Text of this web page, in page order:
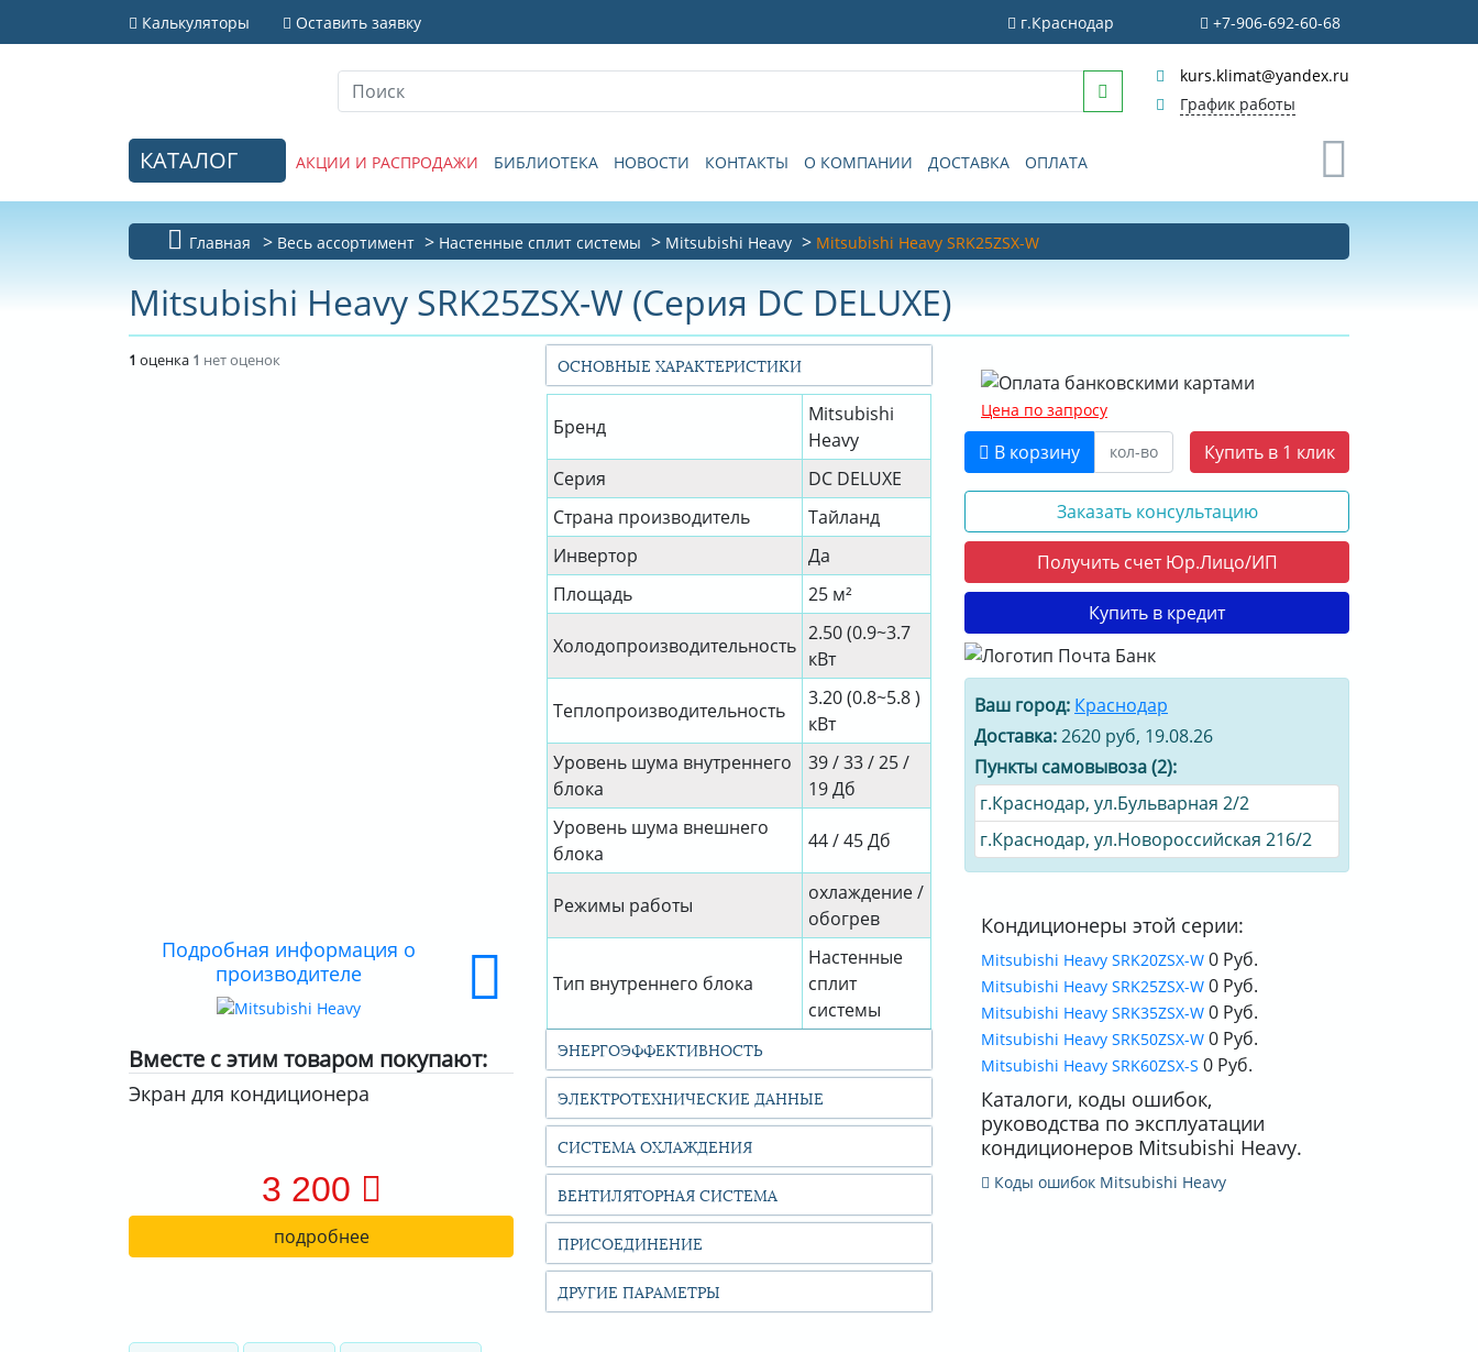
Калькуляторы Оставить заявку г.Краснодар +7-906-692-60-68
kurs.klimat@yandex.ru
График работы
КАТАЛОГ АКЦИИ И РАСПРОДАЖИ БИБЛИОТЕКА НОВОСТИ КОНТАКТЫ О КОМПАНИИ ДОСТАВКА ОПЛАТА
Главная Весь ассортимент Настенные сплит системы Mitsubishi Heavy Mitsubishi Heavy SRK25ZSX-W
Mitsubishi Heavy SRK25ZSX-W (Серия DC DELUXE)
1 оценка 1 нет оценок
Подробная информация о
производителе
Вместе с этим товаром покупают:
Экран для кондиционера
3 200
подробнее
ОСНОВНЫЕ ХАРАКТЕРИСТИКИ
Бренд
Mitsubishi
Heavy
Серия
DC DELUXE
Страна производитель
Тайланд
Инвертор
Да
Площадь
25 м²
Холодопроизводительность
2.50 (0.9~3.7
кВт
Теплопроизводительность
3.20 (0.8~5.8 )
кВт
Уровень шума внутреннего
блока
39 / 33 / 25 /
19 Дб
Уровень шума внешнего
блока
44 / 45 Дб
Режимы работы
охлаждение /
обогрев
Тип внутреннего блока
Настенные
сплит
системы
ЭНЕРГОЭФФЕКТИВНОСТЬ
ЭЛЕКТРОТЕХНИЧЕСКИЕ ДАННЫЕ
СИСТЕМА ОХЛАЖДЕНИЯ
ВЕНТИЛЯТОРНАЯ СИСТЕМА
ПРИСОЕДИНЕНИЕ
ДРУГИЕ ПАРАМЕТРЫ
Цена по запросу
В корзину Купить в 1 клик
Заказать консультацию
Получить счет Юр.Лицо/ИП
Купить в кредит
Ваш город: Краснодар
Доставка:2620 руб, 19.08.26
Пункты самовывоза (2):
г.Краснодар, ул.Бульварная 2/2
г.Краснодар, ул.Новороссийская 216/2
Кондиционеры этой серии:
Mitsubishi Heavy SRK20ZSX-W 0 Руб.
Mitsubishi Heavy SRK25ZSX-W 0 Руб.
Mitsubishi Heavy SRK35ZSX-W 0 Руб.
Mitsubishi Heavy SRK50ZSX-W 0 Руб.
Mitsubishi Heavy SRK60ZSX-S 0 Руб.
Каталоги, коды ошибок,
руководства по эксплуатации
кондиционеров Mitsubishi Heavy.
Коды ошибок Mitsubishi Heavy